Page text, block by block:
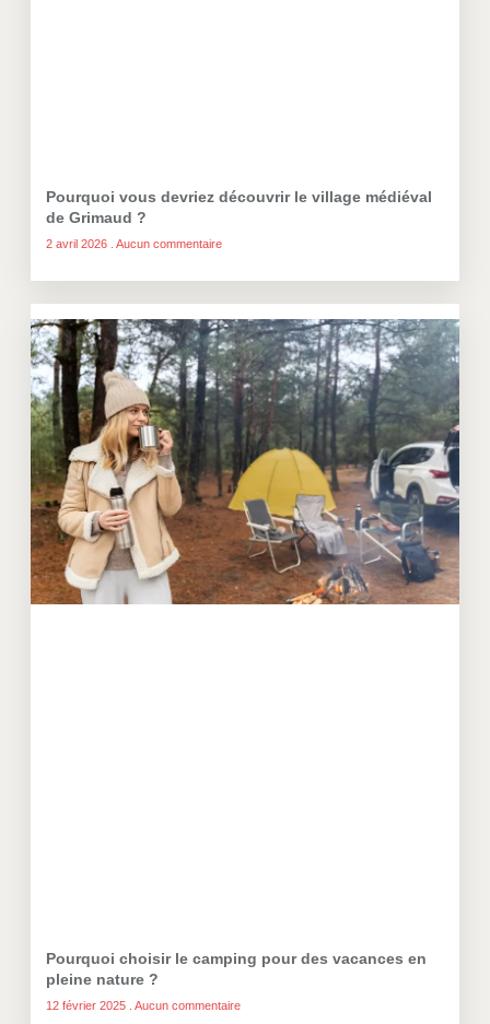
Pourquoi vous devriez découvrir le village médiéval
de Grimaud ?
2 avril 2026 Aucun commentaire
Pourquoi choisir le camping pour des vacances en
pleine nature ?
12 février 2025 Aucun commentaire